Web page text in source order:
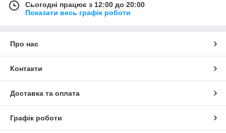
Сьогодні працює з 12:00 до 20:00
Показати весь графік роботи
Про нас
Контакти
Доставка та оплата
Графік роботи